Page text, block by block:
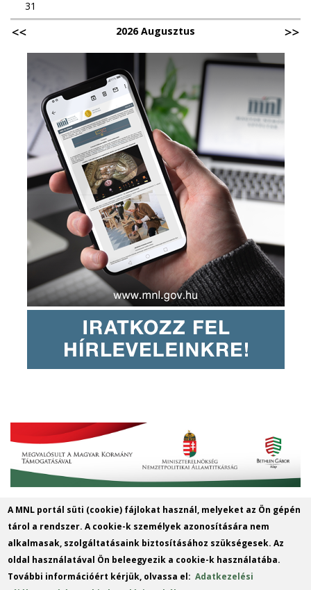
31
2026 Augusztus
MNL Szabolcs-Szatmár-Bereg
Vármegyei Levéltára
Cím: 4400 Nyíregyháza, Széchenyi u. 4.
A MNL portál süti (cookie) fájlokat használ, melyeket az Ön gépén
tárol a rendszer. A cookie-k személyek azonosítására nem
alkalmasak, szolgáltatásaink biztosításához szükségesek. Az
oldal használatával Ön beleegyezik a cookie-k használatába.
További információért kérjük, olvassa el:Adatkezelési